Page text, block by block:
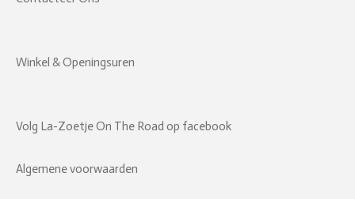
Winkel & Openingsuren
Volg La-Zoetje On The Road op facebook
Algemene voorwaarden